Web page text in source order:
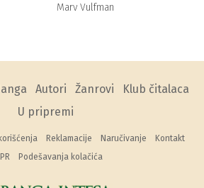
Marv Vulfman
Autori Žanrovi
Klub čitalaca
U pripremi
Reklamacije Naručivanje
Kontakt
Podešavanja kolačića